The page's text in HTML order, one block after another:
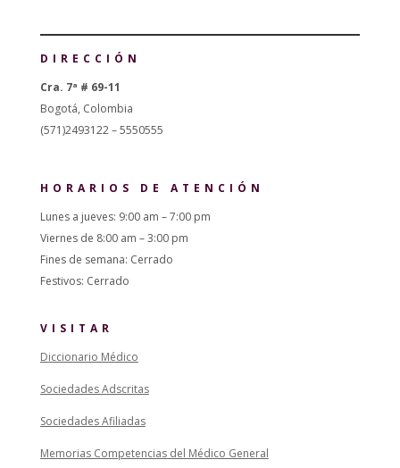
DIRECCIÓN
Cra. 7ª # 69-11
Bogotá, Colombia
(571)2493122 – 5550555
HORARIOS DE ATENCIÓN
Lunes a jueves: 9:00 am – 7:00 pm
Viernes de 8:00 am – 3:00 pm
Fines de semana: Cerrado
Festivos: Cerrado
VISITAR
Diccionario Médico
Sociedades Adscritas
Sociedades Afiliadas
Memorias Competencias del Médico General